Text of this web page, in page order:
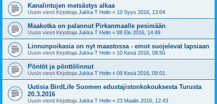
Kanalintujen metsästys alkaa
Uusin viesti Kirjoittaja Jukka T Helin « 10 Syys 2016, 13:04
Maakotka on palannut Pirkanmaalle pesimään
Uusin viesti Kirjoittaja Jukka T Helin « 08 Elo 2016, 14:49
Linnunpoikasia on nyt maastossa - emot suojelevat lapsiaan
Uusin viesti Kirjoittaja Jukka T Helin « 10 Kesä 2016, 08:50
Pöntöt ja pönttölinnut
Uusin viesti Kirjoittaja Jukka T Helin « 09 Kesä 2016, 09:01
Uutisia BirdLife Suomen edustajistonkokouksesta Turusta
20.3.2016
Uusin viesti Kirjoittaja Jukka T Helin « 23 Maalis 2016, 12:43